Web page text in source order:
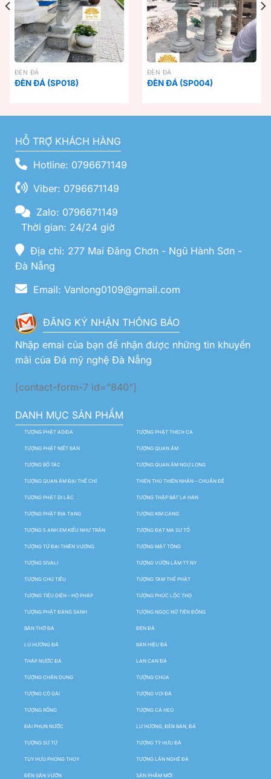
ĐÈN ĐÁ
ĐÈN ĐÁ (SP018)
ĐÈN ĐÁ
ĐÈN ĐÁ (SP004)
HỖ TRỢ KHÁCH HÀNG
Hotline: 0796671149
Viber: 0796671149
Zalo: 0796671149
Thời gian: 24/24 giờ
Địa chỉ: 277 Mai Đăng Chơn - Ngũ Hành Sơn -
Đà Nẵng
Email: Vanlong0109@gmail.com
ĐĂNG KÝ NHẬN THÔNG BÁO
Nhập emai của bạn để nhận được những tin khuyến
mãi của Đá mỹ nghệ Đà Nẵng
[contact-form-7 id="840"]
DANH MỤC SẢN PHẨM
TƯỢNG PHẬT ADIDA TƯỢNG PHẬT THÍCH CA
TƯỢNG PHẬT NIẾT BÀN TƯỢNG QUAN ÂM
TƯỢNG BỒ TÁC TƯỢNG QUAN ÂM NGỰ LONG
TƯỢNG QUAN ÂM ĐẠI THẾ CHÍ THIÊN THỦ THIÊN NHÃN – CHUẨN ĐỀ
TƯỢNG PHẬT DI LẶC TƯỢNG THẬP BÁT LA HÁN
TƯỢNG PHẬT ĐỊA TẠNG TƯỢNG KIM CANG
TƯỢNG 5 ANH EM KIỀU NHƯ TRẦN TƯỢNG ĐẠT MA SƯ TỔ
TƯỢNG TỨ ĐẠI THIÊN VƯƠNG TƯỢNG MẬT TÔNG
TƯỢNG SIVALI TƯỢNG VƯỜN LÂM TỲ NY
TƯỢNG CHÚ TIỂU TƯỢNG TAM THẾ PHẬT
TƯỢNG TIÊU DIỆN – HỘ PHÁP TƯỢNG PHÚC LỘC THỌ
TƯỢNG PHẬT ĐẢNG SANH TƯỢNG NGỌC NỮ TIÊN ĐỒNG
BÀN THỜ ĐÁ ĐÈN ĐÁ
LƯ HƯƠNG ĐÁ BẢN HIỆU ĐÁ
THÁP NƯỚC ĐÁ LAN CAN ĐÁ
TƯỢNG CHÂN DUNG TƯỢNG CHÚA
TƯỢNG CÔ GÁI TƯỢNG VOI ĐÁ
TƯỢNG RỒNG TƯỢNG CÁ HEO
ĐÀI PHUN NƯỚC LƯ HƯƠNG, ĐÈN BÀN, ĐÁ
TƯỢNG SƯ TỬ TƯỢNG TỲ HƯU ĐÁ
TÙY HƯU PHONG THỦY TƯỢNG LÂN NGHÊ ĐÁ
ĐÈN SÂN VƯỜN SẢN PHẨM MỚI